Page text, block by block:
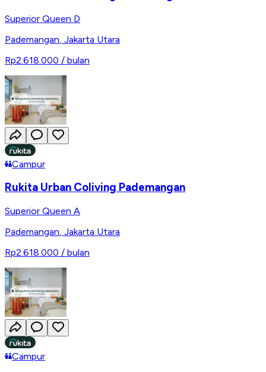
Superior Queen D
Pademangan Jakarta Utara
Rp2.618.000 / bulan
Campur
Rukita Urban Coliving Pademangan
Superior Queen A
Pademangan, Jakarta Utara
Rp2.618.000 / bulan
Campur